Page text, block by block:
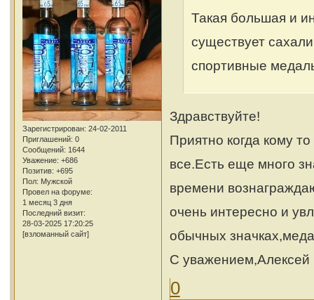
Зарегистрирован: 24-02-2011
Приглашений: 0
Сообщений: 1644
Уважение: +686
Позитив: +695
Пол: Мужской
Провел на форуме:
1 месяц 3 дня
Последний визит:
28-03-2025 17:20:25
[взломанный сайт]
Такая большая и
существует
спортивные
Здравствуйте!
Приятно когда кому
все.Есть еще много
времени
очень интересно и
обычных
С уважением,Алексей
0